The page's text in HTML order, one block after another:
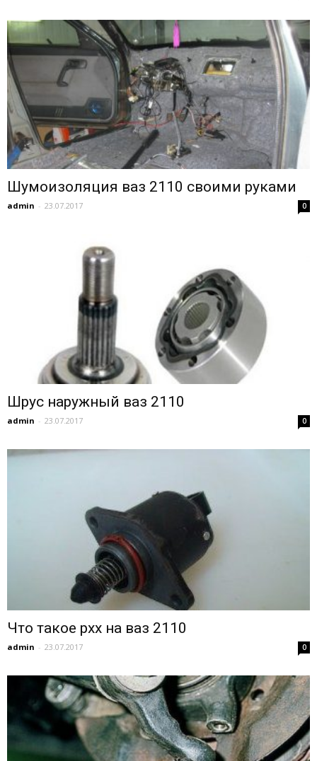
Шумоизоляция ваз 2110 своими руками
admin - 23.07.2017 0
Шрус наружный ваз 2110
admin - 23.07.2017 0
Что такое рхх на ваз 2110
admin - 23.07.2017 0